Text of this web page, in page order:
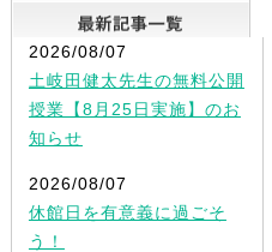
2026/08/07
土岐田健太先生の無料公開
授業【8月25日実施】のお
知らせ
2026/08/07
休館日を有意義に過ごそ
う！